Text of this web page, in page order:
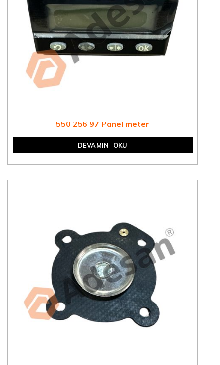
550 256 97 Panel meter
DEVAMINI OKU